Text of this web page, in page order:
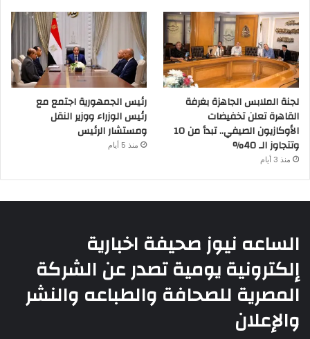
لجنة الملابس الجاهزة بغرفة
القاهرة تعلن تخفيضات
الأوكازيون الصيفي.. تبدأ من 10
وتتجاوز الـ 40%
منذ 3 أيام
رئيس الجمهورية اجتمع مع
رئيس الوزراء ووزير النقل
ومستشار الرئيس
منذ 5 أيام
الساعه نيوز صحيفة اخبارية
إلكترونية يومية تصدر عن الشركة
المصرية للصحافة والطباعه والنشر
والإعلان